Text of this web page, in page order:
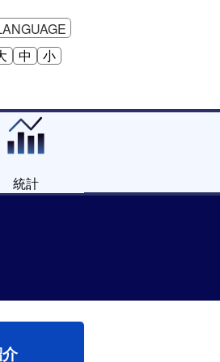
中
小
統計